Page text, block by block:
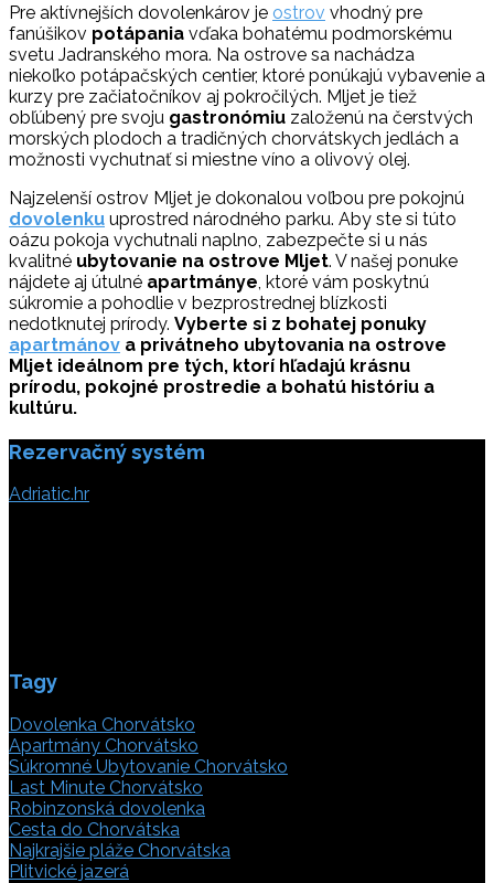
Pre aktívnejších dovolenkárov je ostrov vhodný pre
fanúšikov potápania vďaka bohatému podmorskému
svetu Jadranského mora. Na ostrove sa nachádza
niekoľko potápačských centier, ktoré ponúkajú vybavenie a
kurzy pre začiatočníkov aj pokročilých. Mljet je tiež
obľúbený pre svoju gastronómiu založenú na čerstvých
morských plodoch a tradičných chorvátskych jedlách a
možnosti vychutnať si miestne víno a olivový olej.
Najzelenší ostrov Mljet je dokonalou voľbou pre pokojnú
dovolenku uprostred národného parku. Aby ste si túto
oázu pokoja vychutnali naplno, zabezpečte si u nás
kvalitné ubytovanie na ostrove Mljet. V našej ponuke
nájdete aj útulné apartmánye, ktoré vám poskytnú
súkromie a pohodlie v bezprostrednej blízkosti
nedotknutej prírody. Vyberte si z bohatej ponuky
apartmánov a privátneho ubytovania na ostrove
Mljet ideálnom pre tých, ktorí hľadajú krásnu
prírodu, pokojné prostredie a bohatú históriu a
kultúru.
Rezervačný systém
Adriatic.hr
Tagy
Dovolenka Chorvátsko
Apartmány Chorvátsko
Súkromné Ubytovanie Chorvátsko
Last Minute Chorvátsko
Robinzonská dovolenka
Cesta do Chorvátska
Najkrajšie pláže Chorvátska
Plitvické jazerá